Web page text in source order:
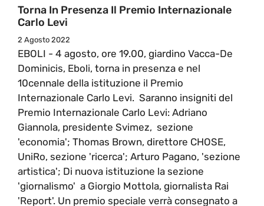
Torna In Presenza Il Premio Internazionale
Carlo Levi
2 Agosto 2022
EBOLI - 4 agosto, ore 19.00, giardino Vacca-De
Dominicis, Eboli, torna in presenza e nel
10cennale della istituzione il Premio
Internazionale Carlo Levi. Saranno insigniti del
Premio Internazionale Carlo Levi: Adriano
Giannola, presidente Svimez, sezione
'economia'; Thomas Brown, direttore CHOSE,
UniRo, sezione 'ricerca'; Arturo Pagano, 'sezione
artistica'; Di nuova istituzione la sezione
'giornalismo' a Giorgio Mottola, giornalista Rai
'Report'. Un premio speciale verrà consegnato a